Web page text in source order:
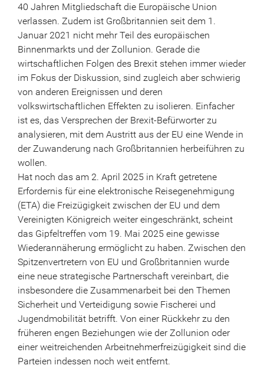
40 Jahren Mitgliedschaft die Europäische Union
verlassen. Zudem ist Großbritannien seit dem 1.
Januar 2021 nicht mehr Teil des europäischen
Binnenmarkts und der Zollunion. Gerade die
wirtschaftlichen Folgen des Brexit stehen immer wieder
im Fokus der Diskussion, sind zugleich aber schwierig
von anderen Ereignissen und deren
volkswirtschaftlichen Effekten zu isolieren. Einfacher
ist es, das Versprechen der Brexit-Befürworter zu
analysieren, mit dem Austritt aus der EU eine Wende in
der Zuwanderung nach Großbritannien herbeiführen zu
wollen.
Hat noch das am 2. April 2025 in Kraft getretene
Erfordernis für eine elektronische Reisegenehmigung
(ETA) die Freizügigkeit zwischen der EU und dem
Vereinigten Königreich weiter eingeschränkt, scheint
das Gipfeltreffen vom 19. Mai 2025 eine gewisse
Wiederannäherung ermöglicht zu haben. Zwischen den
Spitzenvertretern von EU und Großbritannien wurde
eine neue strategische Partnerschaft vereinbart, die
insbesondere die Zusammenarbeit bei den Themen
Sicherheit und Verteidigung sowie Fischerei und
Jugendmobilität betrifft. Von einer Rückkehr zu den
früheren engen Beziehungen wie der Zollunion oder
einer weitreichenden Arbeitnehmerfreizügigkeit sind die
Parteien indessen noch weit entfernt.